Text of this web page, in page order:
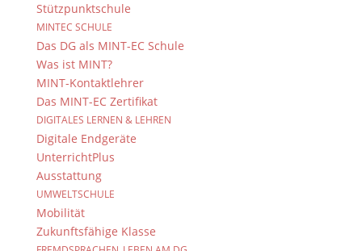
Stützpunktschule
MINTEC SCHULE
Das DG als MINT-EC Schule
Was ist MINT?
MINT-Kontaktlehrer
Das MINT-EC Zertifikat
DIGITALES LERNEN & LEHREN
Digitale Endgeräte
UnterrichtPlus
Ausstattung
UMWELTSCHULE
Mobilität
Zukunftsfähige Klasse
«Vorheriger Tag
Nächster Tag
Ganztägig
Projekttag
Juli 28
Erfahren Sie mehr »
«Vorheriger Tag
Nächster Tag
+ Veranstaltungen exportieren
Suche